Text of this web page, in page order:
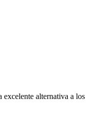
excelente alternativa a los